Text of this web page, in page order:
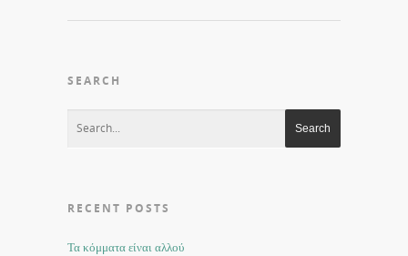
SEARCH
RECENT POSTS
Τα κόμματα είναι αλλού